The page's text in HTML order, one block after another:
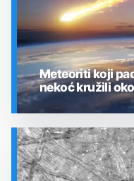
SVEMIR
Meteoriti koji
nekoć kružili